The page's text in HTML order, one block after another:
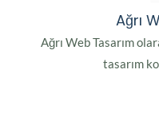
Ağrı
Ağrı Web Tasarım
tasarım